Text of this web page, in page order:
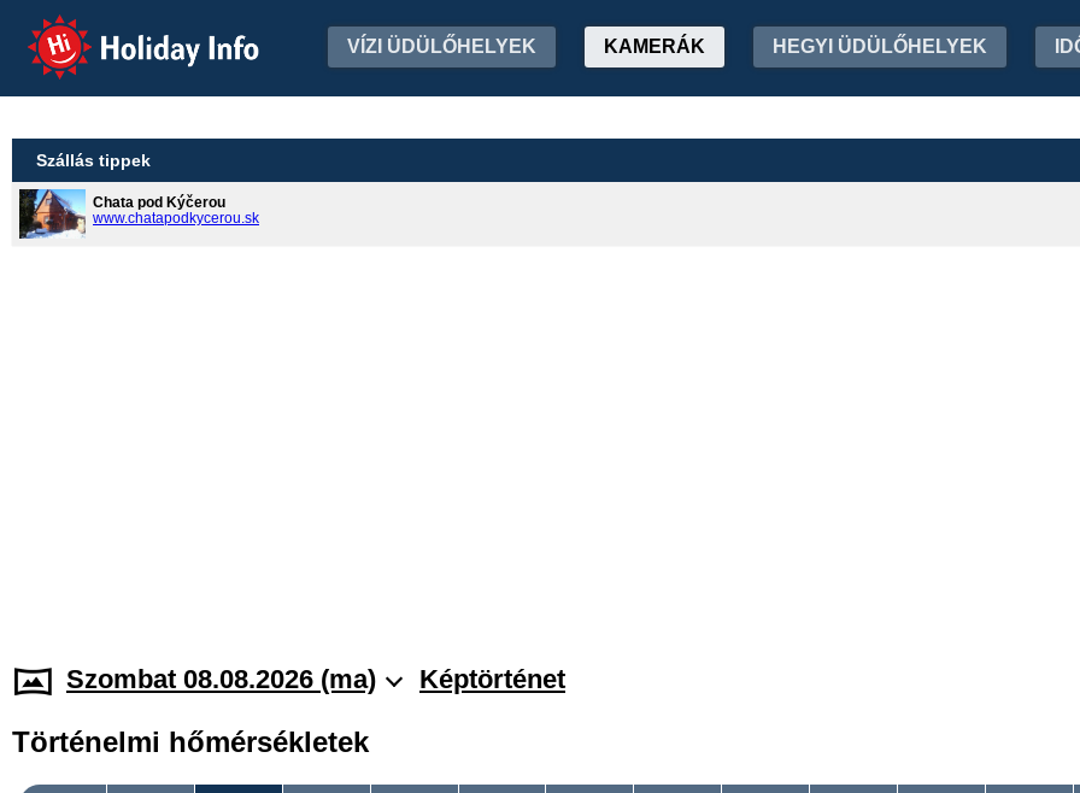
Holiday Info VÍZI ÜDÜLŐHELYEK KAMERÁK HEGYI ÜDÜLŐHELYEK
Szállás tippek
Chata pod Kýčerou
www.chatapodkycerou.sk
Szombat 08.08.2026 (ma) Képtörténet
Történelmi hőmérsékletek